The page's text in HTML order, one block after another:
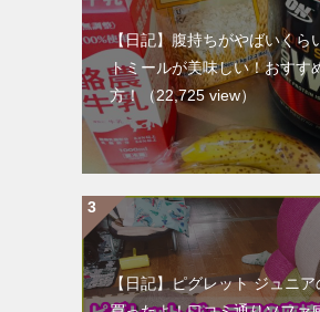
【日記】腹持ちがやばいくら
トミールが美味しい！おすす
方！
（22,725 view）
【日記】ピグレット ジュニア